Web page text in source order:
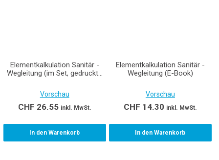
Elementkalkulation Sanitär -
Wegleitung (im Set, gedruckte
Vorschau
CHF 26.55 inkl. MwSt.
In den Warenkorb
Elementkalkulation Sanitär -
Wegleitung (E-Book)
Vorschau
CHF 14.30 inkl. MwSt.
In den Warenkorb